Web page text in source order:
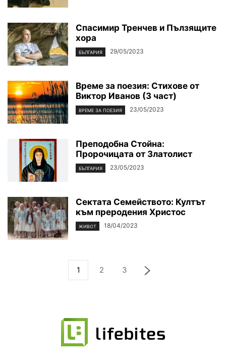
Спасимир Тренчев и Пълзящите
хора
БЪЛГАРИЯ 29/05/2023
Време за поезия: Стихове от
Виктор Иванов (3 част)
ВРЕМЕ ЗА ПОЕЗИЯ 23/05/2023
Преподобна Стойна:
Пророчицата от Златолист
БЪЛГАРИЯ 23/05/2023
Сектата Семейството: Култът
към преродения Христос
ЖИВОТ 18/04/2023
1 2 3